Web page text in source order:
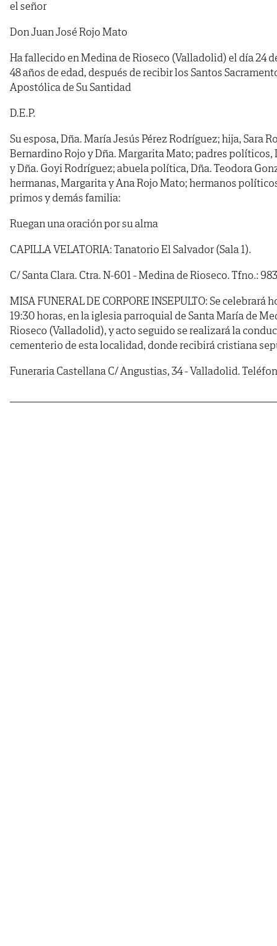
el señor
Don Juan José Rojo Mato
Ha fallecido en Medina de Rioseco (Valladolid) el día 24
48 años de edad, después de recibir los Santos
Apostólica de Su Santidad
D.E.P.
Su esposa, Dña. María Jesús Pérez Rodríguez; hija, Sara
Bernardino Rojo y Dña. Margarita Mato; padres políticos,
y Dña. Goyi Rodríguez; abuela política, Dña. Teodora
hermanas, Margarita y Ana Rojo Mato; hermanos
primos y demás familia:
Ruegan una oración por su alma
CAPILLA VELATORIA: Tanatorio El Salvador (Sala 1).
C/ Santa Clara. Ctra. N-601 - Medina de Rioseco. Tfno.:
MISA FUNERAL DE CORPORE INSEPULTO: Se celebrará
19:30 horas, en la iglesia parroquial de Santa María de
Rioseco (Valladolid), y acto seguido se realizará la
cementerio de esta localidad, donde recibirá cristiana
Funeraria Castellana C/ Angustias, 34 - Valladolid.